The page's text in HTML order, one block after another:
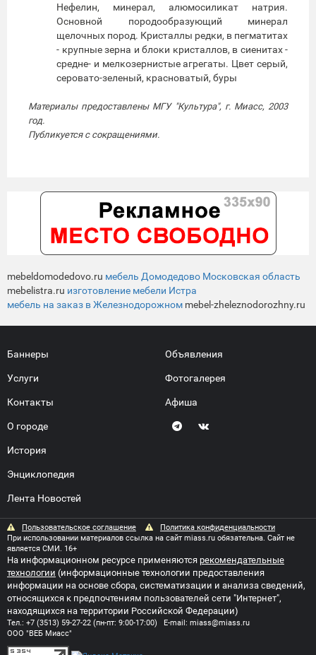
Нефелин, минерал, алюмосиликат натрия.
Основной породообразующий минерал
щелочных пород. Кристаллы редки, в пегматитах
- крупные зерна и блоки кристаллов, в сиенитах -
средне- и мелкозернистые агрегаты. Цвет серый,
серовато-зеленый, красноватый, буры
Материалы предоставлены МГУ "Культура", г. Миасс, 2003
год.
Публикуется с сокращениями.
mebeldomodedovo.ru мебель Домодедово Московская область
mebelistra.ru изготовление мебели Истра
мебель на заказ в Железнодорожном mebel-zheleznodorozhny.ru
Баннеры
Услуги
Контакты
О городе
История
Энциклопедия
Лента Новостей
Объявления
Фотогалерея
Афиша
Пользовательское соглашение
Политика конфиденциальности
При использовании материалов ссылка на сайт miass.ru обязательна. Сайт не
является СМИ. 16+
На информационном ресурсе применяются рекомендательные
технологии (информационные технологии предоставления
информации на основе сбора, систематизации и анализа сведений,
относящихся к предпочтениям пользователей сети "Интернет",
находящихся на территории Российской Федерации)
Тел.: +7 (3513) 59-27-22 (пн-пт: 9:00-17:00) E-mail: miass@miass.ru
ООО "ВЕБ Миасс"